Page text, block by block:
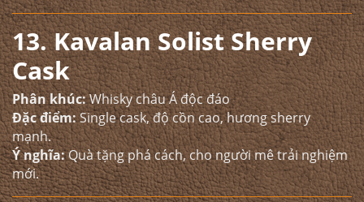
13. Kavalan Solist Sherry
Cask
Phân khúc:Whisky châu Á độc đáo
Đặc điểm:Single cask, độ cồn cao, hương sherry
mạnh.
Ý nghĩa:Quà tặng phá cách, cho người mê trải nghiệm
mới.